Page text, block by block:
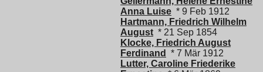
Anna Luise * 9 Feb 1912
Hartmann, Friedrich Wilhelm
August * 21 Sep 1854
Klocke, Friedrich August
Ferdinand
* 7 Mär 1912
Lutter, Caroline Friederike